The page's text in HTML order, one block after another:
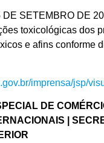
DE SETEMBRO DE
toxicológicas dos
e afins conforme
imprensa/jsp/
DE
|